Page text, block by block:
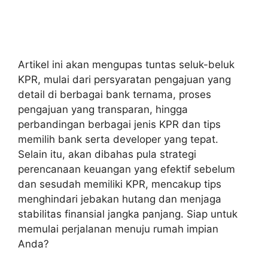
Artikel ini akan mengupas tuntas seluk-beluk
KPR, mulai dari persyaratan pengajuan yang
detail di berbagai bank ternama, proses
pengajuan yang transparan, hingga
perbandingan berbagai jenis KPR dan tips
memilih bank serta developer yang tepat.
Selain itu, akan dibahas pula strategi
perencanaan keuangan yang efektif sebelum
dan sesudah memiliki KPR, mencakup tips
menghindari jebakan hutang dan menjaga
stabilitas finansial jangka panjang. Siap untuk
memulai perjalanan menuju rumah impian
Anda?